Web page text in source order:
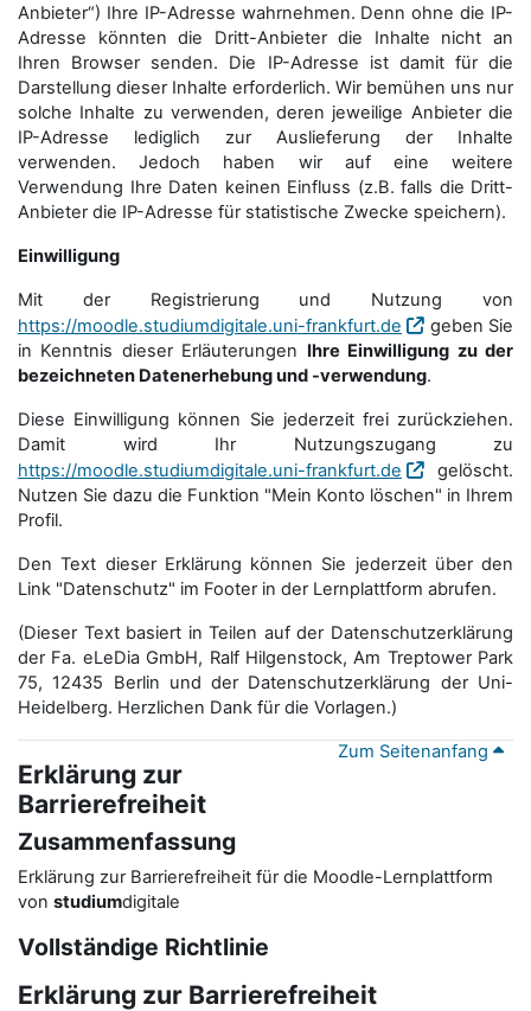
Anbieter“) Ihre IP-Adresse wahrnehmen. Denn ohne die IP-
Adresse könnten die Dritt-Anbieter die Inhalte nicht an
Ihren Browser senden. Die IP-Adresse ist damit für die
Darstellung dieser Inhalte erforderlich. Wir bemühen uns nur
solche Inhalte zu verwenden, deren jeweilige Anbieter die
IP-Adresse lediglich zur Auslieferung der Inhalte
verwenden. Jedoch haben wir auf eine weitere
Verwendung Ihre Daten keinen Einfluss (z.B. falls die Dritt-
Anbieter die IP-Adresse für statistische Zwecke speichern).
Einwilligung
Mit der Registrierung und Nutzung von
https://moodle.studiumdigitale.uni-frankfurt.de
geben Sie
in Kenntnis dieser Erläuterungen Ihre Einwilligung zu der
bezeichneten Datenerhebung und -verwendung.
Diese Einwilligung können Sie jederzeit frei zurückziehen.
Damit wird Ihr Nutzungszugang zu
https://moodle.studiumdigitale.uni-frankfurt.de
gelöscht.
Nutzen Sie dazu die Funktion "Mein Konto löschen" in Ihrem
Profil.
Den Text dieser Erklärung können Sie jederzeit über den
Link "Datenschutz" im Footer in der Lernplattform abrufen.
(Dieser Text basiert in Teilen auf der Datenschutzerklärung
der Fa. eLeDia GmbH, Ralf Hilgenstock, Am Treptower Park
75, 12435 Berlin und der Datenschutzerklärung der Uni-
Heidelberg. Herzlichen Dank für die Vorlagen.)
Zum Seitenanfang
Erklärung zur
Barrierefreiheit
Zusammenfassung
Erklärung zur Barrierefreiheit für die Moodle-Lernplattform
von studiumdigitale
Vollständige Richtlinie
Erklärung zur Barrierefreiheit